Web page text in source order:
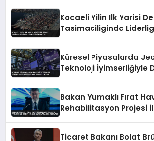
Kocaeli Yilin Ilk Yarisi
Tasimaciliginda
Küresel Piyasalarda
Teknoloji İyimserliğiyle
Bakan Yumaklı Fırat
Rehabilitasyon Projesi
Ticaret Bakanı Bolat